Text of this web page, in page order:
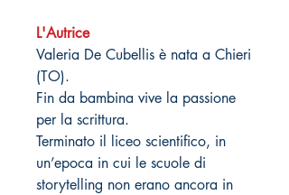
L'Autrice
Valeria De Cubellis è nata a Chieri
(TO).
Fin da bambina vive la passione
per la scrittura.
Terminato il liceo scientifico, in
un’epoca in cui le scuole di
storytelling non erano ancora in